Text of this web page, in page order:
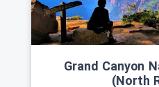
Grand Canyon
(North